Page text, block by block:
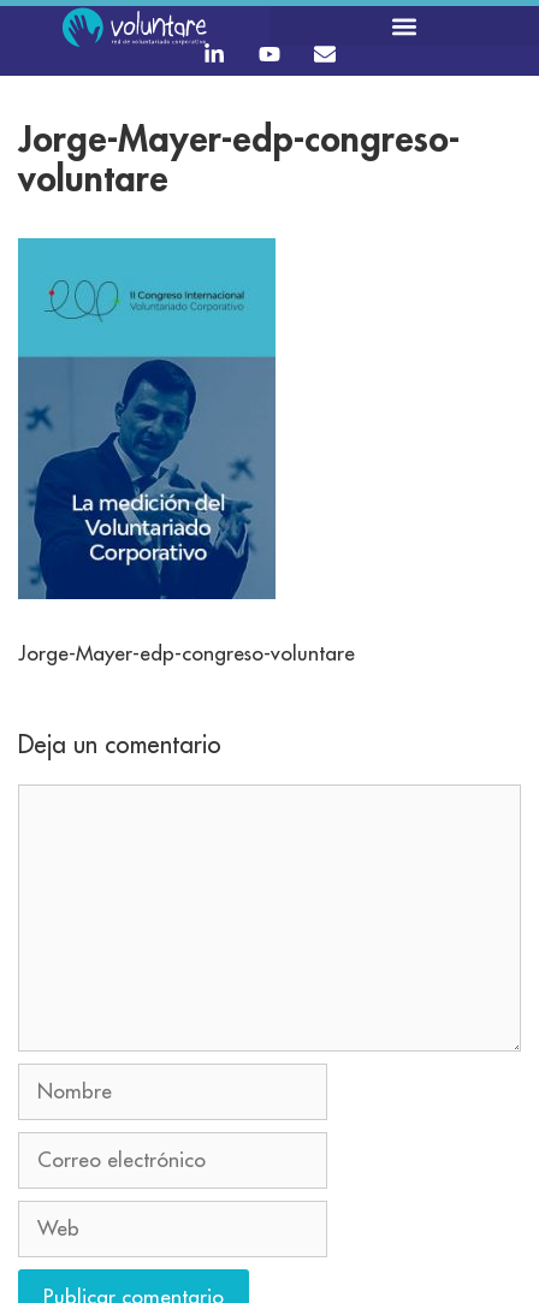
Jorge-Mayer-edp-congreso-
voluntare
Jorge-Mayer-edp-congreso-voluntare
Deja un comentario